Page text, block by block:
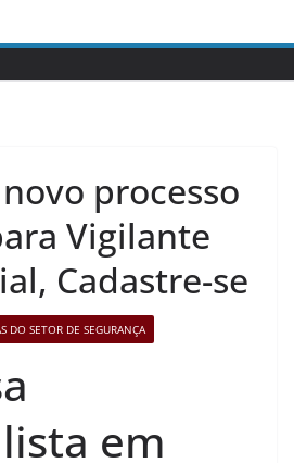
processo
Vigilante
Cadastre-se
DO SETOR DE SEGURANÇA
em